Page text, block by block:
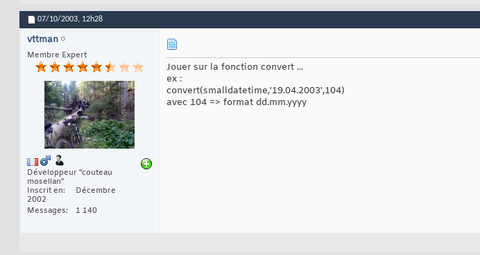
07/10/2003, 12h28
vttman
Membre Expert
Développeur "couteau
mosellan"
Inscrit en
Décembre
2002
Messages
1 140
Jouer sur la fonction convert ...
ex :
convert(smalldatetime,'19.04.2003',104)
avec 104 => format dd.mm.yyyy